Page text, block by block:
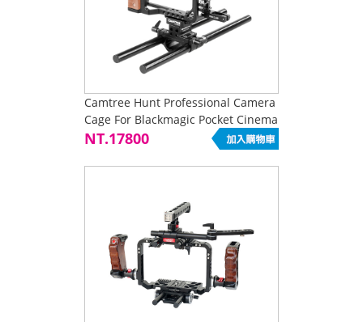
Camtree Hunt Professional Camera
Cage For Blackmagic Pocket Cinema
Camera (BMPCC
NT.17800